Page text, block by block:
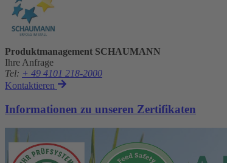
Produktmanagement SCHAUMANN
Ihre Anfrage
Tel: + 49 4101 218-2000
Kontaktieren
Informationen zu unseren Zertifikaten